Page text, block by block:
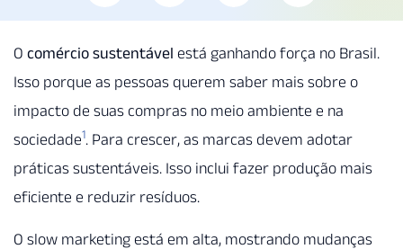
O comércio sustentável está ganhando força no Brasil.
Isso porque as pessoas querem saber mais sobre o
impacto de suas compras no meio ambiente e na
sociedade1. Para crescer, as marcas devem adotar
práticas sustentáveis. Isso inclui fazer produção mais
eficiente e reduzir resíduos.
O slow marketing está em alta, mostrando mudanças